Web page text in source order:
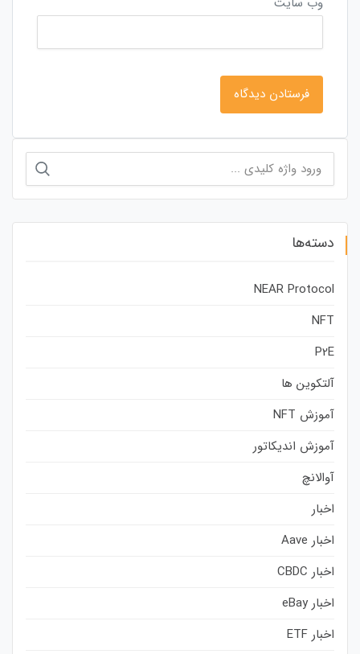
برای:
دسته‌ها
NEAR Protocol
NFT
P2E
آلتکوین ها
آموزش NFT
آموزش اندیکاتور
آوالانچ
اخبار
اخبار Aave
اخبار CBDC
اخبار eBay
اخبار ETF